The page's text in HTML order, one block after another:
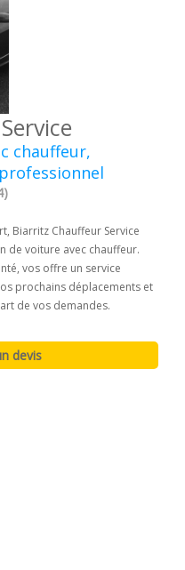
chauffeur,
Biarritz Chauffeur Service
de voiture avec chauffeur.
vos offre un service
prochains déplacements et
de vos demandes.